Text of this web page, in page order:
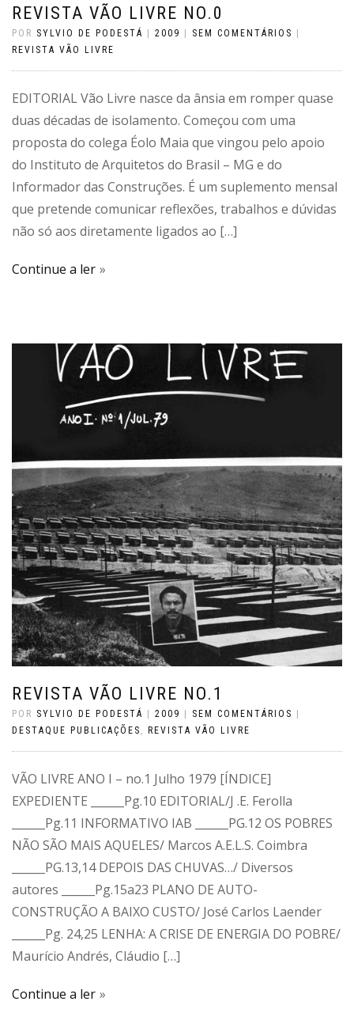
REVISTA VÃO LIVRE NO.0
POR SYLVIO DE PODESTÁ | 2009 | SEM COMENTÁRIOS |
REVISTA VÃO LIVRE
EDITORIAL Vão Livre nasce da ânsia em romper quase
duas décadas de isolamento. Começou com uma
proposta do colega Éolo Maia que vingou pelo apoio
do Instituto de Arquitetos do Brasil – MG e do
Informador das Construções. É um suplemento mensal
que pretende comunicar reflexões, trabalhos e dúvidas
não só aos diretamente ligados ao […]
Continue a ler
REVISTA VÃO LIVRE NO.1
POR SYLVIO DE PODESTÁ | 2009 | SEM COMENTÁRIOS |
DESTAQUE PUBLICAÇÕES , REVISTA VÃO LIVRE
VÃO LIVRE ANO I – no.1 Julho 1979 [ÍNDICE]
EXPEDIENTE ______Pg.10 EDITORIAL/J .E. Ferolla
______Pg.11 INFORMATIVO IAB ______PG.12 OS POBRES
NÃO SÃO MAIS AQUELES/ Marcos A.E.L.S. Coimbra
______PG.13,14 DEPOIS DAS CHUVAS…/ Diversos
autores ______Pg.15a23 PLANO DE AUTO-
CONSTRUÇÃO A BAIXO CUSTO/ José Carlos Laender
______Pg. 24,25 LENHA: A CRISE DE ENERGIA DO POBRE/
Maurício Andrés, Cláudio […]
Continue a ler